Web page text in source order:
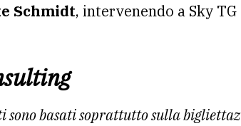
Schmidt, intervenendo a Sky
sono basati soprattutto sulla